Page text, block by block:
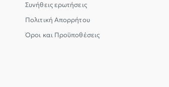
Συνήθεις ερωτήσεις
Πολιτική Απορρήτου
Όροι και Προϋποθέσεις